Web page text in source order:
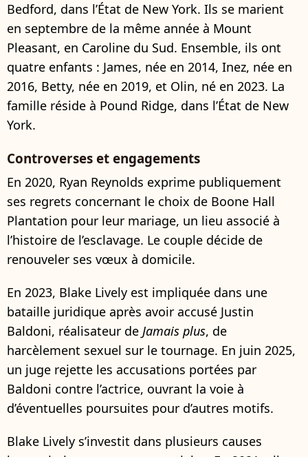
Bedford, dans l’État de New York. Ils se marient
en septembre de la même année à Mount
Pleasant, en Caroline du Sud. Ensemble, ils ont
quatre enfants : James, née en 2014, Inez, née en
2016, Betty, née en 2019, et Olin, né en 2023. La
famille réside à Pound Ridge, dans l’État de New
York.
Controverses et engagements
En 2020, Ryan Reynolds exprime publiquement
ses regrets concernant le choix de Boone Hall
Plantation pour leur mariage, un lieu associé à
l’histoire de l’esclavage. Le couple décide de
renouveler ses vœux à domicile.
En 2023, Blake Lively est impliquée dans une
bataille juridique après avoir accusé Justin
Baldoni, réalisateur de Jamais plus, de
harcèlement sexuel sur le tournage. En juin 2025,
un juge rejette les accusations portées par
Baldoni contre l’actrice, ouvrant la voie à
d’éventuelles poursuites pour d’autres motifs.
Blake Lively s’investit dans plusieurs causes